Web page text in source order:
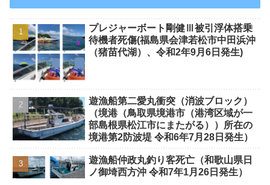
プレジャーボート剛健Ⅲ被引浮体搭乗
待機者死傷(福島県会津若松市中田浜沖
（猪苗代湖）、令和2年9月6日発生)
遊漁船第二愛丸衝突（消波ブロック）
（境港（鳥取県境港市（港湾区域が一
部島根県松江市にまたがる））所在の
境港第2防波堤 令和6年7月28日発生）
遊漁船仲政丸釣り客死亡（和歌山県日
ノ御埼西方沖 令和7年1月26日発生）